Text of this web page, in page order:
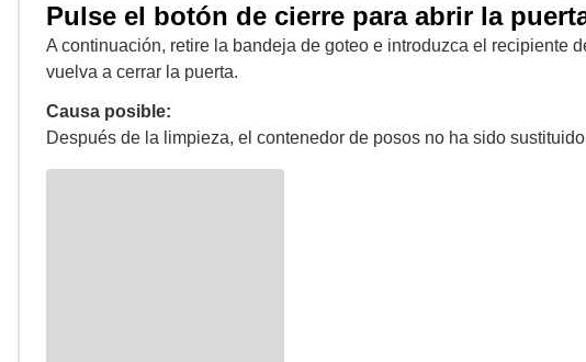
Pulse el botón de cierre para abrir la
A continuación, retire la bandeja de goteo e introduzca el recipiente
vuelva a cerrar la puerta.
Causa posible:
Después de la limpieza, el contenedor de posos no ha sido